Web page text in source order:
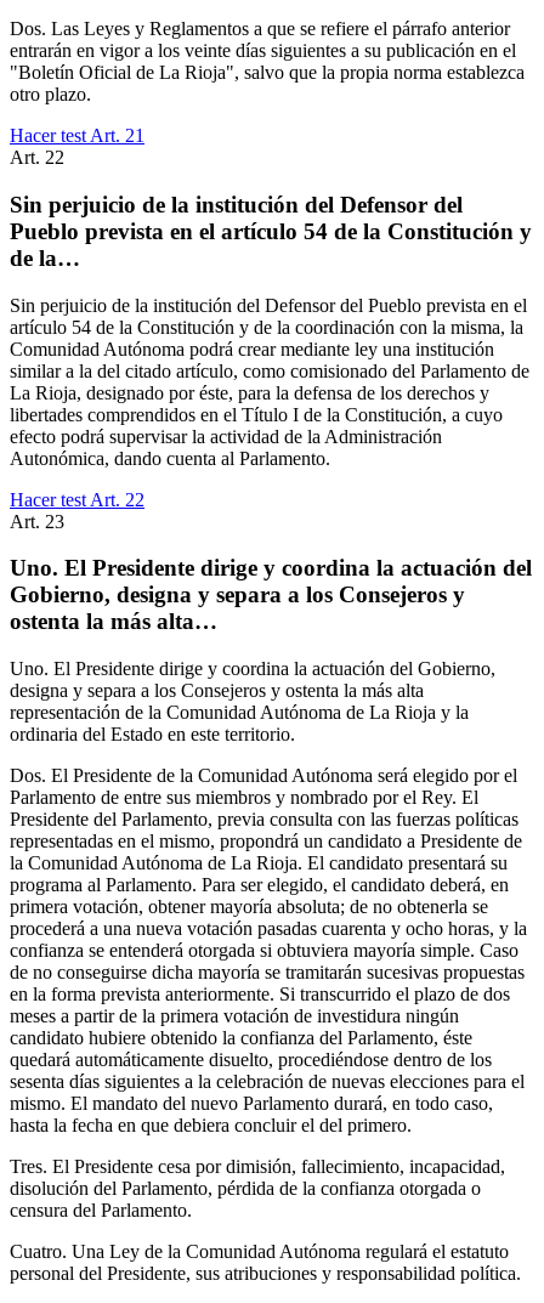
Dos. Las Leyes y Reglamentos a que se refiere el párrafo anterior
entrarán en vigor a los veinte días siguientes a su publicación en el
"Boletín Oficial de La Rioja", salvo que la propia norma establezca
otro plazo.
Hacer test Art. 21
Art. 22
Sin perjuicio de la institución del Defensor del
Pueblo prevista en el artículo 54 de la Constitución y
de la…
Sin perjuicio de la institución del Defensor del Pueblo prevista en el
artículo 54 de la Constitución y de la coordinación con la misma, la
Comunidad Autónoma podrá crear mediante ley una institución
similar a la del citado artículo, como comisionado del Parlamento de
La Rioja, designado por éste, para la defensa de los derechos y
libertades comprendidos en el Título I de la Constitución, a cuyo
efecto podrá supervisar la actividad de la Administración
Autonómica, dando cuenta al Parlamento.
Hacer test Art. 22
Art. 23
Uno. El Presidente dirige y coordina la actuación del
Gobierno, designa y separa a los Consejeros y
ostenta la más alta…
Uno. El Presidente dirige y coordina la actuación del Gobierno,
designa y separa a los Consejeros y ostenta la más alta
representación de la Comunidad Autónoma de La Rioja y la
ordinaria del Estado en este territorio.
Dos. El Presidente de la Comunidad Autónoma será elegido por el
Parlamento de entre sus miembros y nombrado por el Rey. El
Presidente del Parlamento, previa consulta con las fuerzas políticas
representadas en el mismo, propondrá un candidato a Presidente de
la Comunidad Autónoma de La Rioja. El candidato presentará su
programa al Parlamento. Para ser elegido, el candidato deberá, en
primera votación, obtener mayoría absoluta; de no obtenerla se
procederá a una nueva votación pasadas cuarenta y ocho horas, y la
confianza se entenderá otorgada si obtuviera mayoría simple. Caso
de no conseguirse dicha mayoría se tramitarán sucesivas propuestas
en la forma prevista anteriormente. Si transcurrido el plazo de dos
meses a partir de la primera votación de investidura ningún
candidato hubiere obtenido la confianza del Parlamento, éste
quedará automáticamente disuelto, procediéndose dentro de los
sesenta días siguientes a la celebración de nuevas elecciones para el
mismo. El mandato del nuevo Parlamento durará, en todo caso,
hasta la fecha en que debiera concluir el del primero.
Tres. El Presidente cesa por dimisión, fallecimiento, incapacidad,
disolución del Parlamento, pérdida de la confianza otorgada o
censura del Parlamento.
Cuatro. Una Ley de la Comunidad Autónoma regulará el estatuto
personal del Presidente, sus atribuciones y responsabilidad política.